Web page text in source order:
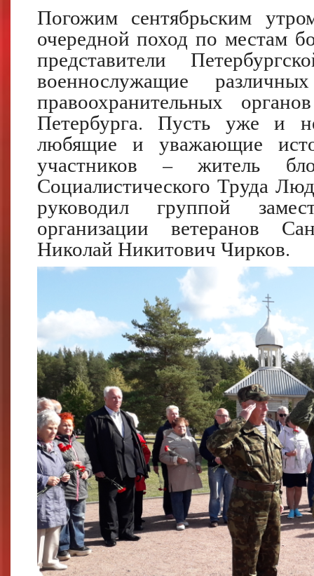
Погожим сентябрьским
очередной поход по местам
представители
военнослужащие
правоохранительных
Петербурга. Пусть уже и
любящие и уважающие
участников – житель
Социалистического Труда
руководил группой
организации ветеранов
Николай Никитович Чирков.